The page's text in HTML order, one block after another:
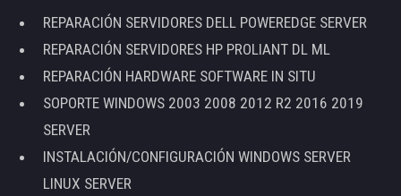
REPARACIÓN SERVIDORES DELL POWEREDGE SERVER
REPARACIÓN SERVIDORES HP PROLIANT DL ML
REPARACIÓN HARDWARE SOFTWARE IN SITU
SOPORTE WINDOWS 2003 2008 2012 R2 2016 2019
SERVER
INSTALACIÓN/CONFIGURACIÓN WINDOWS SERVER
LINUX SERVER